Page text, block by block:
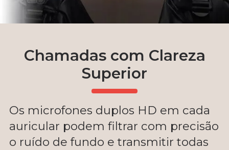
Chamadas com Clareza
Superior
Os microfones duplos HD em cada
auricular podem filtrar com precisão
o ruído de fundo e transmitir todas